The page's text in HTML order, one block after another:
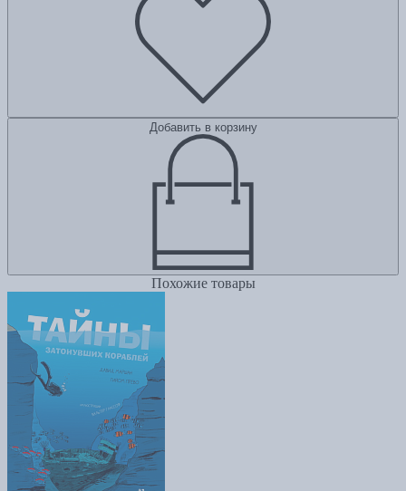
Добавить в корзину
Похожие товары